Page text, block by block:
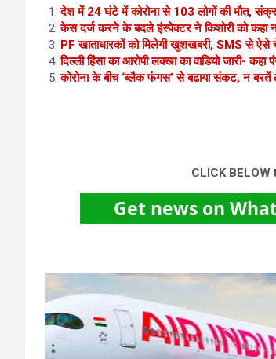
देश में 24 घंटे में कोरोना से 103 लोगों की मौत,
केस दर्ज करने के बदले इंस्पेक्टर ने किशोरी को कहा
PF खाताधारकों को मिलेगी खुशखबरी, SMS से
दिल्ली हिंसा का आरोपी लक्खा का वाडियो जारी-
कोरोना के बीच ‘ब्लैक फंगस’ से बढाया संकट, न बरतें
CLICK